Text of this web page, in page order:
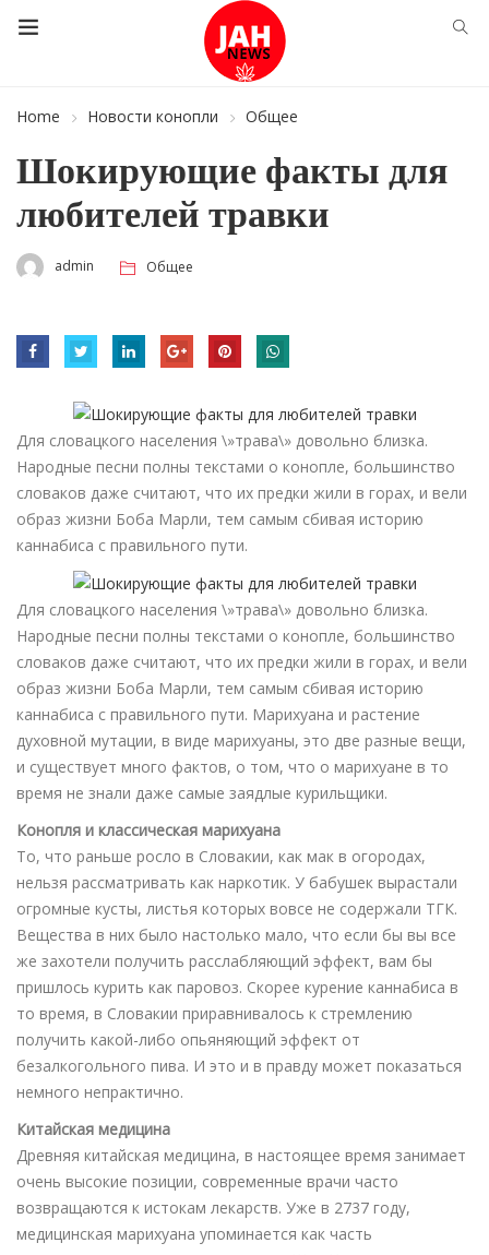
Home Новости конопли Общее
Шокирующие факты для
любителей травки
admin Общее
Для словацкого населения \»трава\» довольно близка.
Народные песни полны текстами о конопле, большинство
словаков даже считают, что их предки жили в горах, и вели
образ жизни Боба Марли, тем самым сбивая историю
каннабиса с правильного пути.
Для словацкого населения \»трава\» довольно близка.
Народные песни полны текстами о конопле, большинство
словаков даже считают, что их предки жили в горах, и вели
образ жизни Боба Марли, тем самым сбивая историю
каннабиса с правильного пути. Марихуана и растение
духовной мутации, в виде марихуаны, это две разные вещи,
и существует много фактов, о том, что о марихуане в то
время не знали даже самые заядлые курильщики.
Конопля и классическая марихуана
То, что раньше росло в Словакии, как мак в огородах,
нельзя рассматривать как наркотик. У бабушек вырастали
огромные кусты, листья которых вовсе не содержали ТГК.
Вещества в них было настолько мало, что если бы вы все
же захотели получить расслабляющий эффект, вам бы
пришлось курить как паровоз. Скорее курение каннабиса в
то время, в Словакии приравнивалось к стремлению
получить какой-либо опьяняющий эффект от
безалкогольного пива. И это и в правду может показаться
немного непрактично.
Китайская медицина
Древняя китайская медицина, в настоящее время занимает
очень высокие позиции, современные врачи часто
возвращаются к истокам лекарств. Уже в 2737 году,
медицинская марихуана упоминается как часть